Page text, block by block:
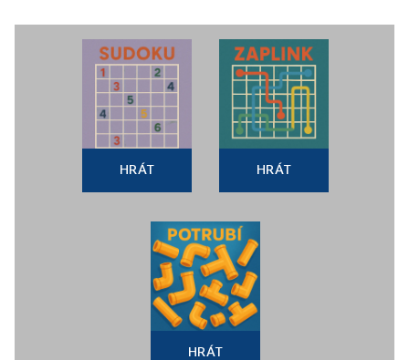
HRÁT HRÁT
HRÁT